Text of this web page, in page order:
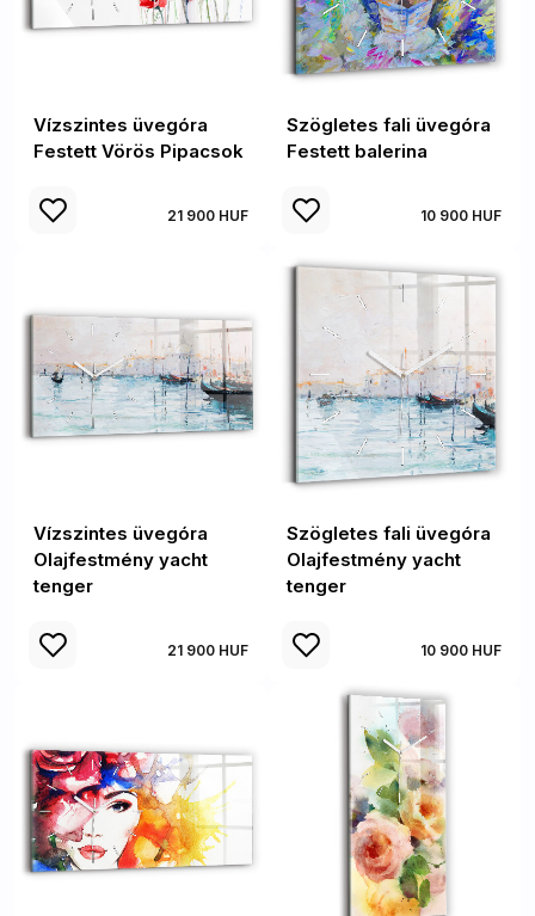
Vízszintes üvegóra
Festett Vörös Pipacsok
21 900 HUF
Szögletes fali üvegóra
Festett balerina
10 900 HUF
Vízszintes üvegóra
Olajfestmény yacht
tenger
21 900 HUF
Szögletes fali üvegóra
Olajfestmény yacht
tenger
10 900 HUF